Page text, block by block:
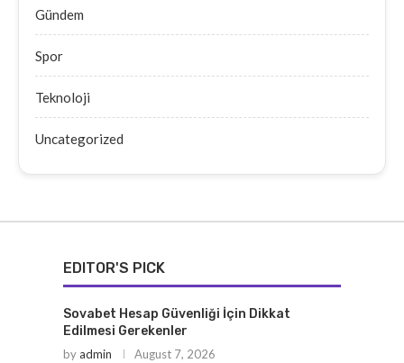
Gündem
Spor
Teknoloji
Uncategorized
EDITOR'S PICK
Sovabet Hesap Güvenliği İçin Dikkat
Edilmesi Gerekenler
byadmin August 7, 2026